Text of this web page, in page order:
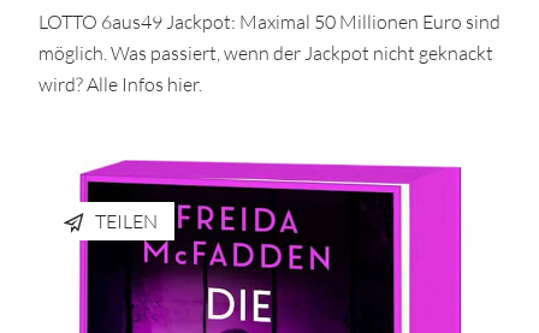
LOTTO 6aus49 Jackpot: Maximal 50 Millionen Euro sind
möglich. Was passiert, wenn der Jackpot nicht geknackt
wird? Alle Infos hier.
TEILEN